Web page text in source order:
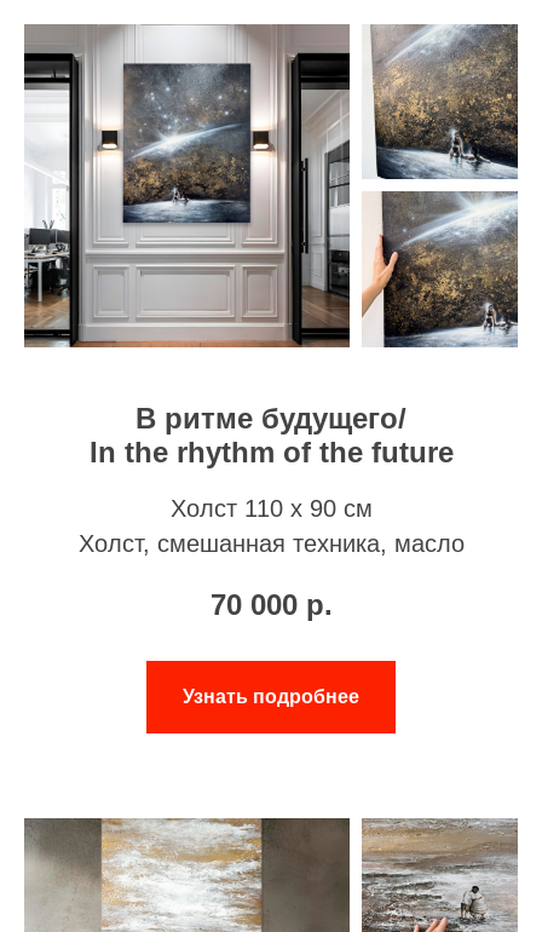
В ритме будущего/
In the rhythm of the future
Холст 110 х 90 см
Холст, смешанная техника, масло
70 000 р.
Узнать подробнее